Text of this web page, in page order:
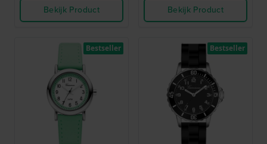
Bekijk Product
Bekijk Product
Bestseller Bestseller